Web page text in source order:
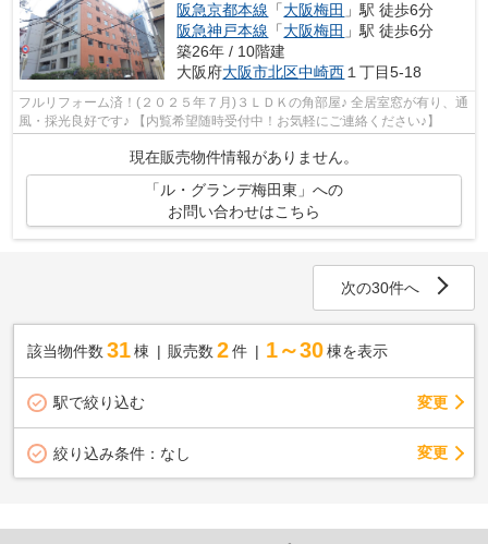
阪急京都本線 「大阪梅田 」駅 徒歩6分
阪急神戸本線 「大阪梅田 」駅 徒歩6分
築26年 / 10階建
大阪府大阪市北区中崎西 １丁目5-18
フルリフォーム済！(２０２５年７月)３ＬＤＫの角部屋♪ 全居室窓が有り、通
風・採光良好です♪ 【内覧希望随時受付中！お気軽にご連絡ください♪】
現在販売物件情報がありません。
「ル・グランデ梅田東」への
お問い合わせはこちら
次の30件へ
該当物件数 31棟 販売数 2 件 1～30 棟を表示
駅で絞り込む 変更
絞り込み条件： なし 変更